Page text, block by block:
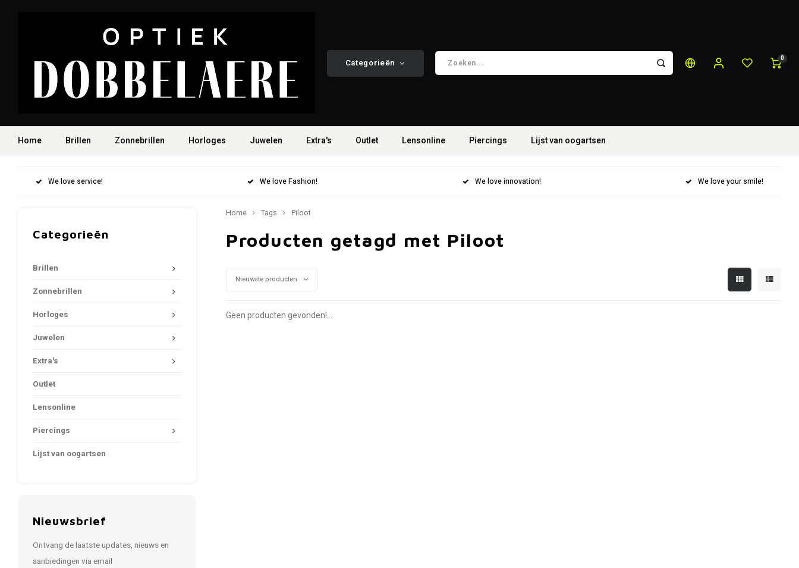
Categorieën 0
Home Brillen Zonnebrillen Horloges Juwelen Extra's Outlet Lensonline Piercings Lijst van oogartsen
We love service! We love Fashion! We love innovation! We love your smile!
Categorieën
Brillen
Zonnebrillen
Horloges
Juwelen
Extra's
Outlet
Lensonline
Piercings
Lijst van oogartsen
Nieuwsbrief
Ontvang de laatste updates, nieuws en
aanbiedingen via email
Home Tags Piloot
Producten getagd met Piloot
Nieuwste producten
Geen producten gevonden!...